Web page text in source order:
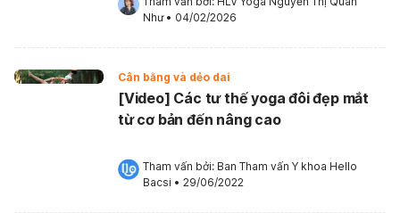
Như • 04/02/2026
Cân bằng và dẻo dai
[Video] Các tư thế yoga đôi đẹp mắt
từ cơ bản đến nâng cao
Tham vấn bởi: Ban Tham vấn Y khoa Hello
Bacsi • 29/06/2022